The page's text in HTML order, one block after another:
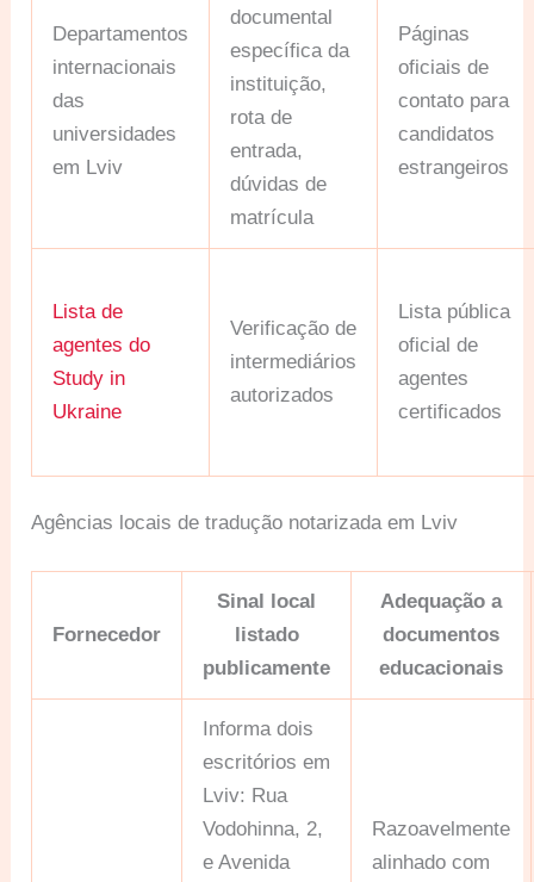
Departamentos
internacionais
das
universidades
em Lviv
documental
específica da
instituição,
rota de
entrada,
dúvidas de
matrícula
Páginas
oficiais de
contato para
candidatos
estrangeiros
Lista de
agentes do
Study in
Ukraine
Verificação de
intermediários
autorizados
Lista pública
oficial de
agentes
certificados
Agências locais de tradução notarizada em Lviv
Fornecedor
Sinal local
listado
publicamente
Adequação a
documentos
educacionais
Informa dois
escritórios em
Lviv: Rua
Vodohinna, 2,
e Avenida
Razoavelmente
alinhado com